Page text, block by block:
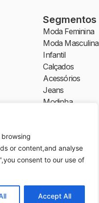
or content,and analyse
consent to our use of
Accept All
Segmentos
Moda Feminina
Moda Masculina
Infantil
Calçados
Acessórios
Jeans
Modinha
Moda Social
Moda Balada
Serviços
Alimentação